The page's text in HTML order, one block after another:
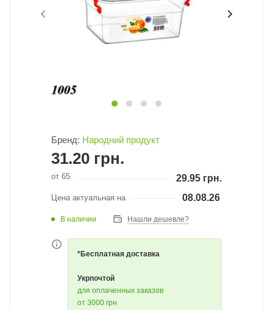
Бренд: Народний продукт
31.20 грн.
от 65 29.95 грн.
Цена актуальная на 08.08.26
В наличии Нашли дешевле?
*Бесплатная доставка
Укрпочтой
для оплаченных заказов
от 3000 грн